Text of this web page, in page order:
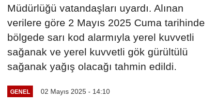
Müdürlüğü vatandaşları uyardı. Alınan
verilere göre 2 Mayıs 2025 Cuma tarihinde
bölgede sarı kod alarmıyla yerel kuvvetli
sağanak ve yerel kuvvetli gök gürültülü
sağanak yağış olacağı tahmin edildi.
GENEL 02 Mayıs 2025 - 14:10